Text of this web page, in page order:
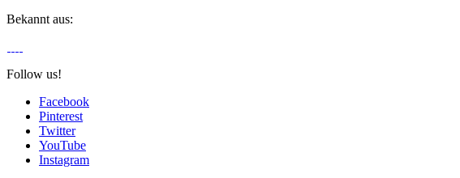
Bekannt aus:
Follow us!
Facebook
Pinterest
Twitter
YouTube
Instagram